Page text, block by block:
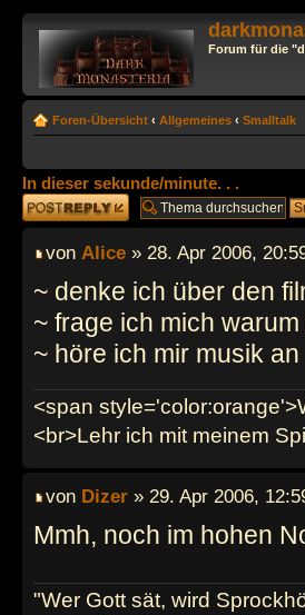
Forum für die
Foren-Übersicht ‹ Allgemeines ‹ Smalltalk
In dieser sekunde/minute. . .
Antwort erstellen
von Alice » 28. Apr 2006,
~ denke ich über den
~ frage ich mich
~ höre ich mir musik an
<span
<br>Lehr ich mit meinem
von Dizer » 29. Apr 2006,
Mmh, noch im hohen
"Wer Gott sät, wird